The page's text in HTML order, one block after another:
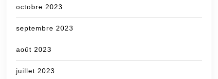
octobre 2023
septembre 2023
août 2023
juillet 2023